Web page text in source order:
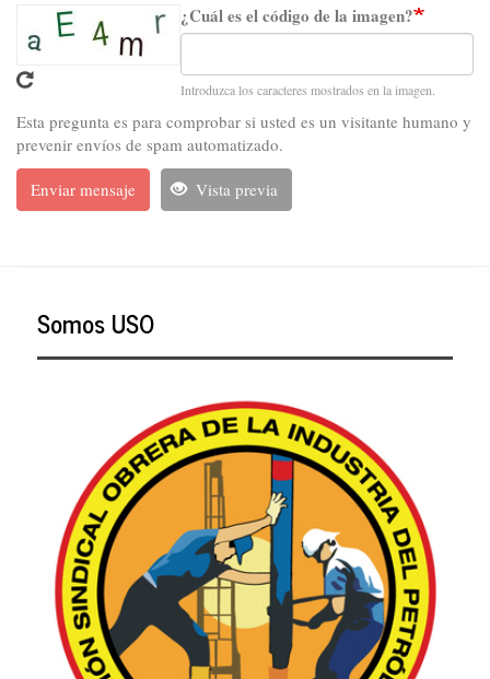
¿Cuál es el código de la imagen?
Introduzca los caracteres mostrados en la imagen.
Esta pregunta es para comprobar si usted es un visitante humano y
prevenir envíos de spam automatizado.
Enviar mensaje Vista previa
Somos USO